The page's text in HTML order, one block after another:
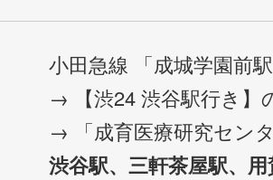
小田急線 「成城学園前
→ 【渋24 渋谷駅行き】
→ 「成育医療研究セン
渋谷駅、三軒茶屋駅、